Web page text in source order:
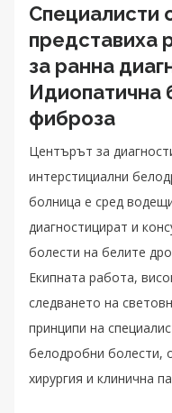
Специалисти
представиха
за ранна
Идиопатична
фиброза
Центърът за
интерстициални
болница е сред
диагностицират и
болести на белите
Екипната работа,
следването на
принципи на
белодробни болести,
хирургия и клинична